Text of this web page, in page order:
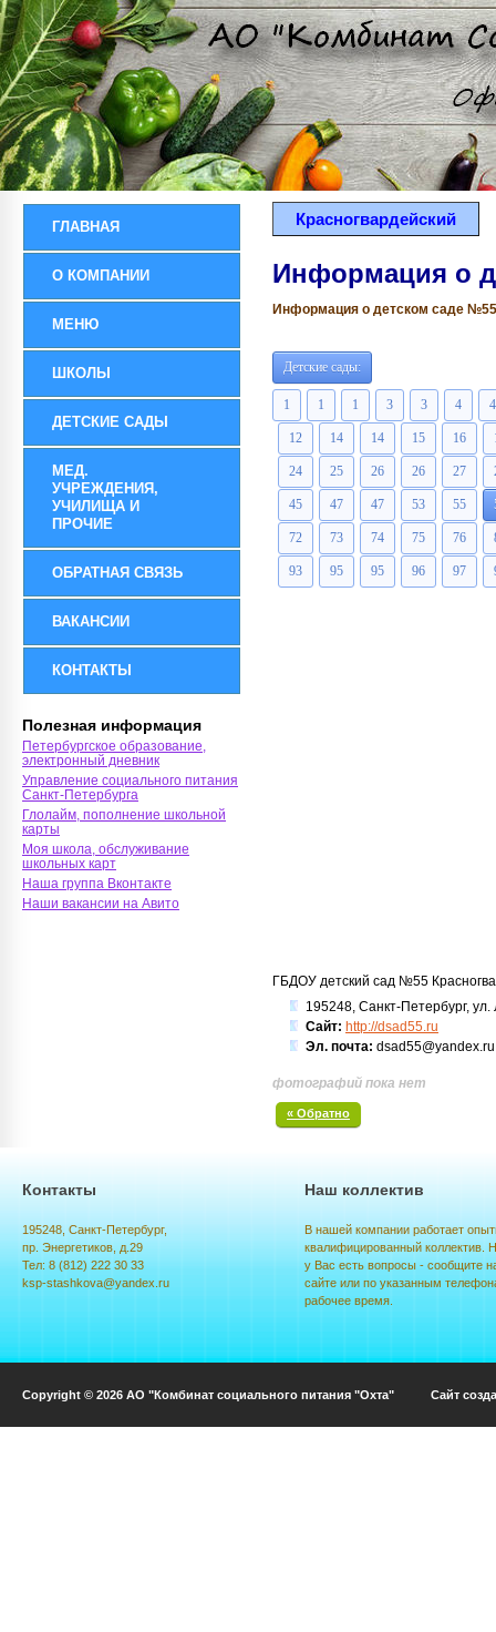
ГЛАВНАЯ
О КОМПАНИИ
МЕНЮ
ШКОЛЫ
ДЕТСКИЕ САДЫ
МЕД.
УЧРЕЖДЕНИЯ,
УЧИЛИЩА И
ПРОЧИЕ
ОБРАТНАЯ СВЯЗЬ
ВАКАНСИИ
КОНТАКТЫ
Полезная информация
Петербургское образование,
электронный дневник
Управление социального питания
Санкт-Петербурга
Глолайм, пополнение школьной
карты
Моя школа, обслуживание
школьных карт
Наша группа Вконтакте
Наши вакансии на Авито
Красногвардейский
Информация о
Информация о детском саде №55
Детские сады:
1 1 1 3 3 4 4
12 14 14 15 16
24 25 26 26 27
45 47 47 53 55
72 73 74 75 76
93 95 95 96 97
ГБДОУ детский сад №55
195248, Санкт-Петербург, ул.
Сайт: http://dsad55.ru
Эл. почта: dsad55@yandex.ru
фотографий пока нет
« Обратно
Контакты
195248, Санкт-Петербург,
пр. Энергетиков, д.29
Тел: 8 (812) 222 30 33
ksp-stashkova@yandex.ru
Наш коллектив
В нашей компании работает
квалифицированный коллектив.
у Вас есть вопросы - сообщите
сайте или по указанным
рабочее время.
Copyright © 2026 АО "Комбинат социального питания "Охта" Сайт